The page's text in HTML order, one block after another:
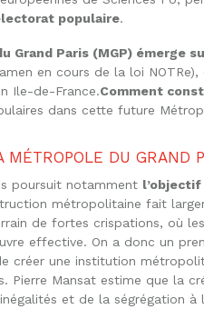
populaire.
Grand Paris (MGP) émerge
en cours de la loi
Ile-de-France.Comment
dans cette future
MÉTROPOLE DU GRAND
poursuit notamment
métropolitaine fait
de fortes crispations, où
effective. On a donc un
créer une institution
Pierre Mansat estime que la
et de la ségrégation à